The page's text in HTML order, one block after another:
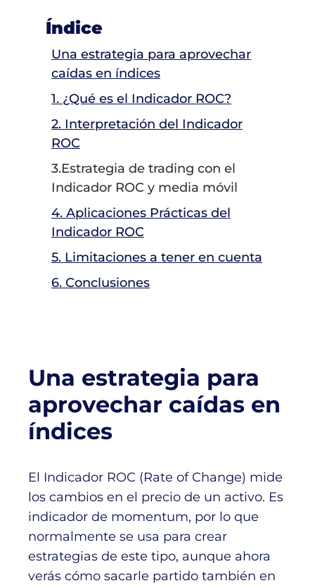
Índice
Una estrategia para aprovechar
caídas en índices
1. ¿Qué es el Indicador ROC?
2. Interpretación del Indicador
ROC
3.Estrategia de trading con el
Indicador ROC y media móvil
4. Aplicaciones Prácticas del
Indicador ROC
5. Limitaciones a tener en cuenta
6. Conclusiones
Una estrategia para
aprovechar caídas en
índices
El Indicador ROC (Rate of Change) mide
los cambios en el precio de un activo. Es
indicador de momentum, por lo que
normalmente se usa para crear
estrategias de este tipo, aunque ahora
verás cómo sacarle partido también en